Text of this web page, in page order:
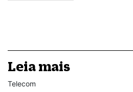
Leia mais
Telecom